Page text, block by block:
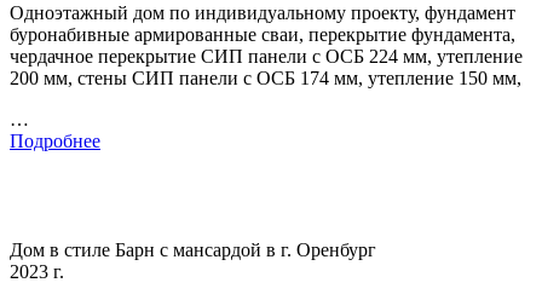
Одноэтажный дом по индивидуальному проекту, фундамент
буронабивные армированные сваи, перекрытие фундамента,
чердачное перекрытие СИП панели с ОСБ 224 мм, утепление
200 мм, стены СИП панели с ОСБ 174 мм, утепление 150 мм,
…
Подробнее
Дом в стиле Барн с мансардой в г. Оренбург
2023 г.